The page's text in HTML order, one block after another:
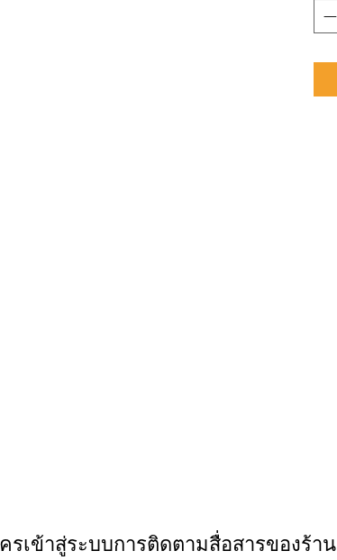
รเข้าสู่ระบบการติดตามสื่อสารของร้าน